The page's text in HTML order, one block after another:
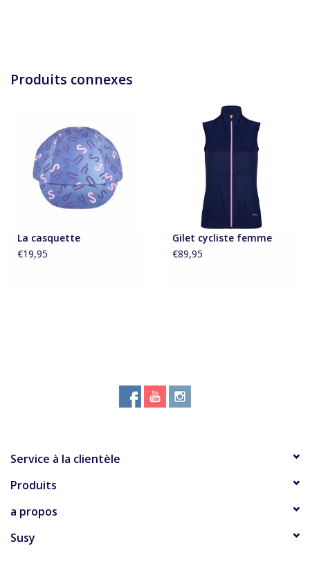
Produits connexes
La casquette
€19,95
Gilet cycliste femme
€89,95
Service à la clientèle
Produits
a propos
Susy